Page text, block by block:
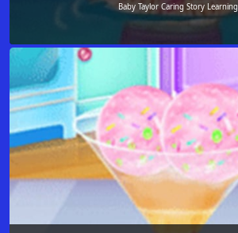
Baby Taylor Caring Story Learning